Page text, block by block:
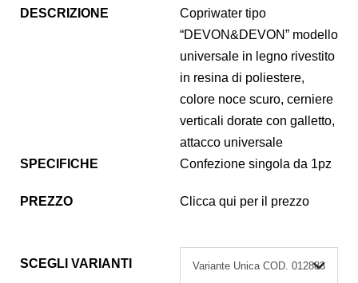
DESCRIZIONE
Copriwater tipo
“DEVON&DEVON” modello
universale in legno rivestito
in resina di poliestere,
colore noce scuro, cerniere
verticali dorate con galletto,
attacco universale
SPECIFICHE
Confezione singola da 1pz
PREZZO Clicca qui per il prezzo
SCEGLI VARIANTI